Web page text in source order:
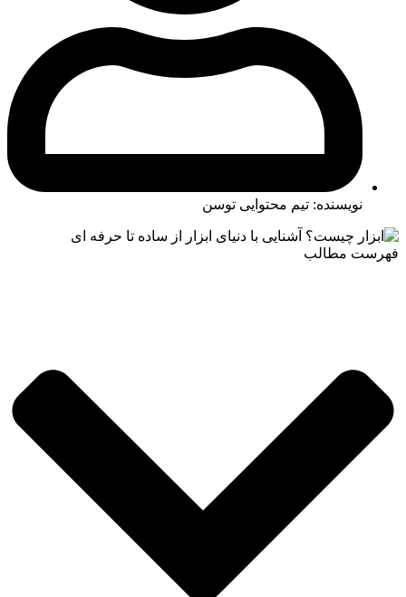
نویسنده: تیم محتوایی توسن
فهرست مطالب